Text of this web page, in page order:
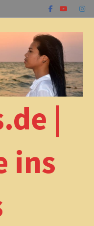
|
ins